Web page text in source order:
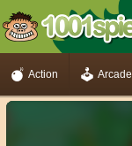
Action Arcade